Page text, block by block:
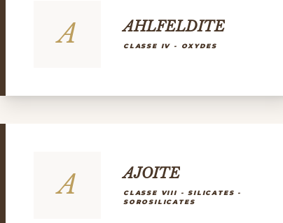
A AHLFELDITE
CLASSE IV - OXYDES
A AJOITE
CLASSE VIII - SILICATES -
SOROSILICATES